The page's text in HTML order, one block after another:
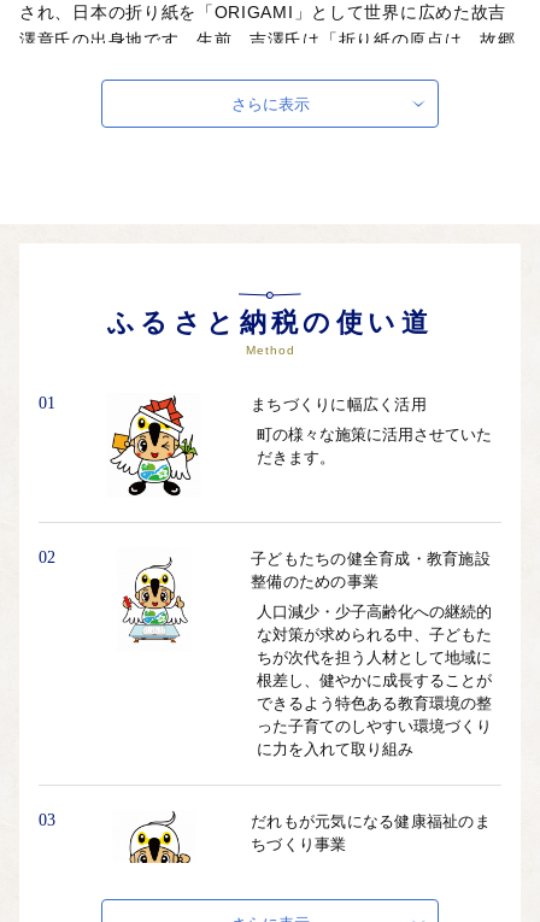
され、日本の折り紙を「ORIGAMI」として世界に広めた故吉
澤章氏の出身地です。生前、吉澤氏は「折り紙の原点は、故郷
を様々な分野と連携・各種施策の展開し、全国・世界へPRを
進めていきます。
さらに表示
ふるさと納税の使い道
Method
01
まちづくりに幅広く活用
町の様々な施策に活用させていた
だきます。
02
子どもたちの健全育成・教育施設
整備のための事業
人口減少・少子高齢化への継続的
な対策が求められる中、子どもた
ちが次代を担う人材として地域に
根差し、健やかに成長することが
できるよう特色ある教育環境の整
った子育てのしやすい環境づくり
に力を入れて取り組み
03
だれもが元気になる健康福祉のま
ちづくり事業
ウイルス感染症を契機とした新た